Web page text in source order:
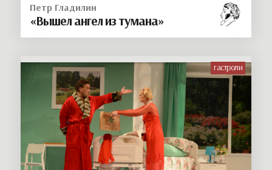
Петр Гладилин
«Вышел ангел из тумана»
гастроли